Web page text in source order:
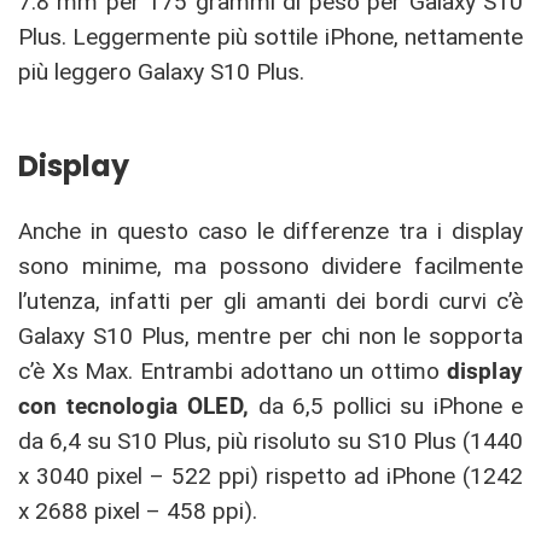
Plus. Leggermente più sottile iPhone, nettamente
più leggero Galaxy S10 Plus.
Display
Anche in questo caso le differenze tra i display
sono minime, ma possono dividere facilmente
l’utenza, infatti per gli amanti dei bordi curvi c’è
Galaxy S10 Plus, mentre per chi non le sopporta
c’è Xs Max. Entrambi adottano un ottimo display
con tecnologia OLED, da 6,5 pollici su iPhone e
da 6,4 su S10 Plus, più risoluto su S10 Plus (1440
x 3040 pixel – 522 ppi) rispetto ad iPhone (1242
x 2688 pixel – 458 ppi).